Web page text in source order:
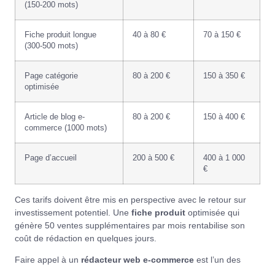
(150-200 mots)
Fiche produit longue
(300-500 mots)
40 à 80 € 70 à 150 €
Page catégorie
optimisée
80 à 200 € 150 à 350 €
Article de blog e-
commerce (1000 mots)
80 à 200 € 150 à 400 €
Page d’accueil 200 à 500 €
400 à 1 000
€
Ces tarifs doivent être mis en perspective avec le retour sur
investissement potentiel. Une fiche produit optimisée qui
génère 50 ventes supplémentaires par mois rentabilise son
coût de rédaction en quelques jours.
Faire appel à un rédacteur web e-commerce est l’un des